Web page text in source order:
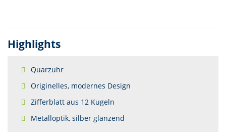
Highlights
Quarzuhr
Originelles, modernes Design
Zifferblatt aus 12 Kugeln
Metalloptik, silber glänzend